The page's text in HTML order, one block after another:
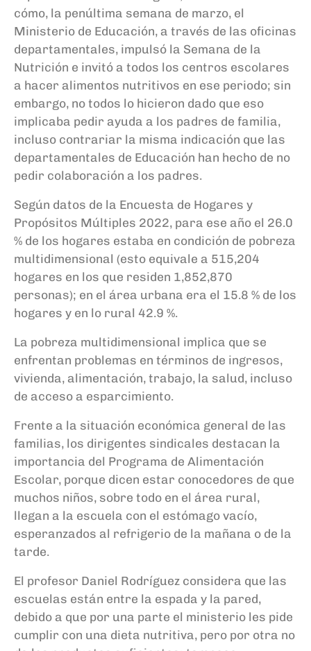
cómo, la penúltima semana de marzo, el
Ministerio de Educación, a través de las oficinas
departamentales, impulsó la Semana de la
Nutrición e invitó a todos los centros escolares
a hacer alimentos nutritivos en ese periodo; sin
embargo, no todos lo hicieron dado que eso
implicaba pedir ayuda a los padres de familia,
incluso contrariar la misma indicación que las
departamentales de Educación han hecho de no
pedir colaboración a los padres.
Según datos de la Encuesta de Hogares y
Propósitos Múltiples 2022, para ese año el 26.0
% de los hogares estaba en condición de pobreza
multidimensional (esto equivale a 515,204
hogares en los que residen 1,852,870
personas); en el área urbana era el 15.8 % de los
hogares y en lo rural 42.9 %.
La pobreza multidimensional implica que se
enfrentan problemas en términos de ingresos,
vivienda, alimentación, trabajo, la salud, incluso
de acceso a esparcimiento.
Frente a la situación económica general de las
familias, los dirigentes sindicales destacan la
importancia del Programa de Alimentación
Escolar, porque dicen estar conocedores de que
muchos niños, sobre todo en el área rural,
llegan a la escuela con el estómago vacío,
esperanzados al refrigerio de la mañana o de la
tarde.
El profesor Daniel Rodríguez considera que las
escuelas están entre la espada y la pared,
debido a que por una parte el ministerio les pide
cumplir con una dieta nutritiva, pero por otra no